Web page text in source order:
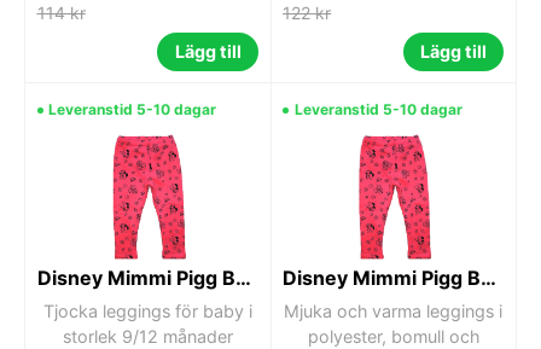
114 kr
Lägg till
122 kr
Lägg till
Leveranstid 5-10 dagar
Disney Mimmi Pigg Baby tjocka leggings 9/12 månader
Tjocka leggings för baby i
storlek 9/12 månader
Leveranstid 5-10 dagar
Disney Mimmi Pigg Baby tjocka leggings 23 månader
Mjuka och varma leggings i
polyester, bomull och